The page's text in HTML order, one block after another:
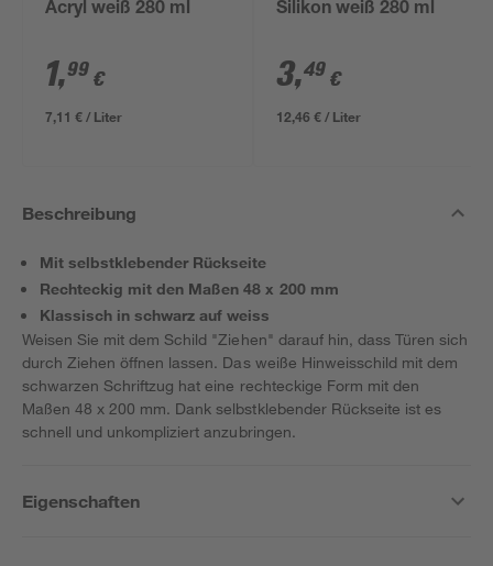
Acryl weiß 280 ml
1,99 €
7,11 € / Liter
Silikon weiß 280 ml
3,49 €
12,46 € / Liter
Beschreibung
Mit selbstklebender Rückseite
Rechteckig mit den Maßen 48 x 200 mm
Klassisch in schwarz auf weiss
Weisen Sie mit dem Schild "Ziehen" darauf hin, dass Türen sich
durch Ziehen öffnen lassen. Das weiße Hinweisschild mit dem
schwarzen Schriftzug hat eine rechteckige Form mit den
Maßen 48 x 200 mm. Dank selbstklebender Rückseite ist es
schnell und unkompliziert anzubringen.
Eigenschaften